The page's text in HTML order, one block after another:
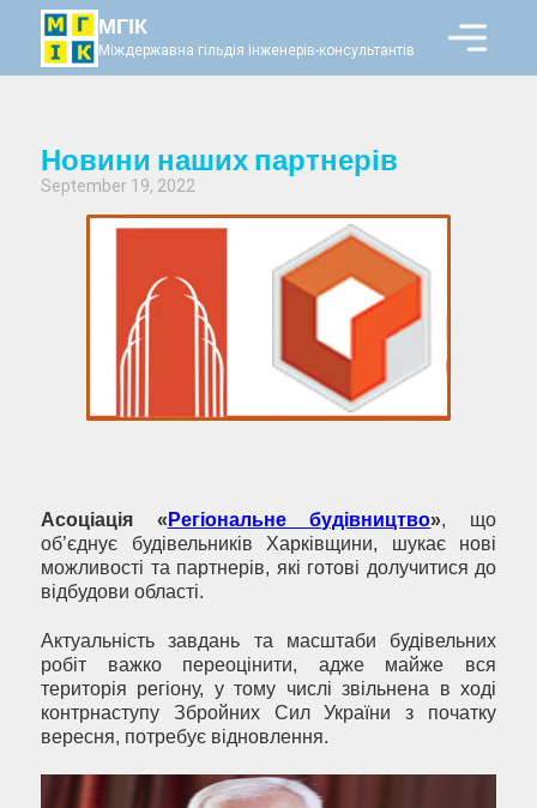
МГІК
Міждержавна гільдія інженерів-консультантів
Новини наших партнерів
September 19, 2022
Асоціація « Регіональне будівництво», що
об’єднує будівельників Харківщини, шукає нові
можливості та партнерів, які готові долучитися до
відбудови області.
Актуальність завдань та масштаби будівельних
робіт важко переоцінити, адже майже вся
територія регіону, у тому числі звільнена в ході
контрнаступу Збройних Сил України з початку
вересня, потребує відновлення.